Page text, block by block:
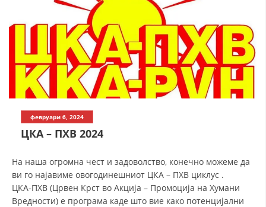
ИСТОРИЈАТ НА ЦКРМ
ИСТОРИЈАТ НА ДВИЖЕЊЕТО
СТРУКТУРА НА ОРГАНИЗАЦИЈАТА
ЧЛЕНСТВО ВО ПРОФЕСИОНАЛНИ ТЕЛА
февруари 6, 2024
ЦКА – ПХВ 2024
На наша огромна чест и задоволство, конечно можеме да
ви го најавиме овогодинешниот ЦКА – ПХВ циклус .
ЦКА-ПХВ (Црвен Крст во Акција – Промоција на Хумани
Вредности) е програма каде што вие како потенцијални